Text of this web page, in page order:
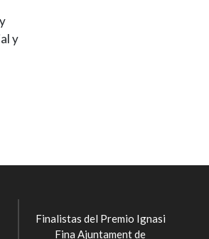
y
Finalistas del Premio Ignasi
Fina Ajuntament de